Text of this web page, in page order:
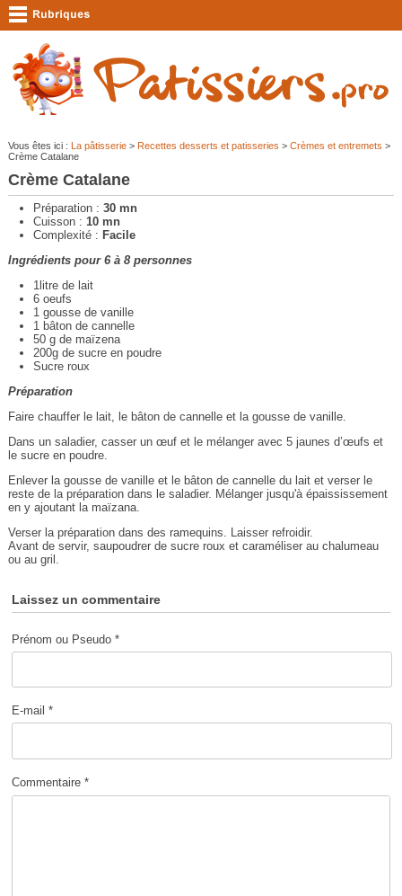
Vous êtes ici : La pâtisserie> Recettes desserts et patisseries > Crèmes et entremets >
Crème Catalane
Crème Catalane
Préparation : 30 mn
Cuisson : 10 mn
Complexité : Facile
Ingrédients pour 6 à 8 personnes
1litre de lait
6 oeufs
1 gousse de vanille
1 bâton de cannelle
50 g de maïzena
200g de sucre en poudre
Sucre roux
Préparation
Faire chauffer le lait, le bâton de cannelle et la gousse de vanille.
Dans un saladier, casser un œuf et le mélanger avec 5 jaunes d’œufs et
le sucre en poudre.
Enlever la gousse de vanille et le bâton de cannelle du lait et verser le
reste de la préparation dans le saladier. Mélanger jusqu'à épaississement
en y ajoutant la maïzana.
Verser la préparation dans des ramequins. Laisser refroidir.
Avant de servir, saupoudrer de sucre roux et caraméliser au chalumeau
ou au gril.
Laissez un commentaire
Prénom ou Pseudo *
E-mail *
Commentaire *